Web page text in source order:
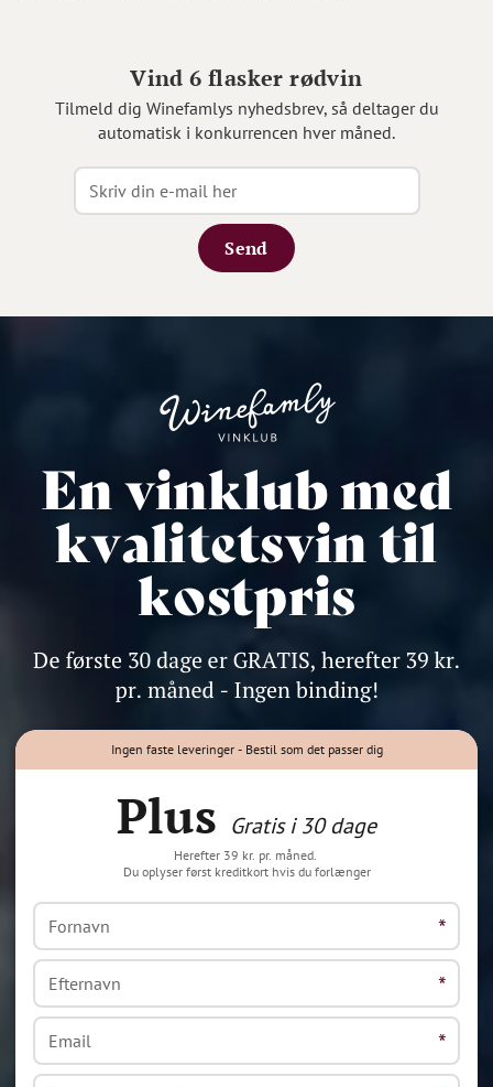
Vind 6 flasker rødvin
Tilmeld dig Winefamlys nyhedsbrev, så deltager du
automatisk i konkurrencen hver måned.
Send
Ingen faste leveringer - Bestil som det passer dig
Plus Gratis i 30 dage
Herefter 39 kr. pr. måned.
Du oplyser først kreditkort hvis du forlænger